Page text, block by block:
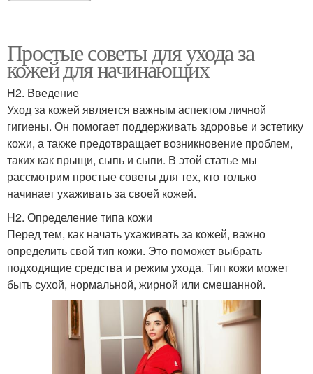
Простые советы для ухода за
кожей для начинающих
H2. Введение
Уход за кожей является важным аспектом личной
гигиены. Он помогает поддерживать здоровье и эстетику
кожи, а также предотвращает возникновение проблем,
таких как прыщи, сыпь и сыпи. В этой статье мы
рассмотрим простые советы для тех, кто только
начинает ухаживать за своей кожей.
H2. Определение типа кожи
Перед тем, как начать ухаживать за кожей, важно
определить свой тип кожи. Это поможет выбрать
подходящие средства и режим ухода. Тип кожи может
быть сухой, нормальной, жирной или смешанной.